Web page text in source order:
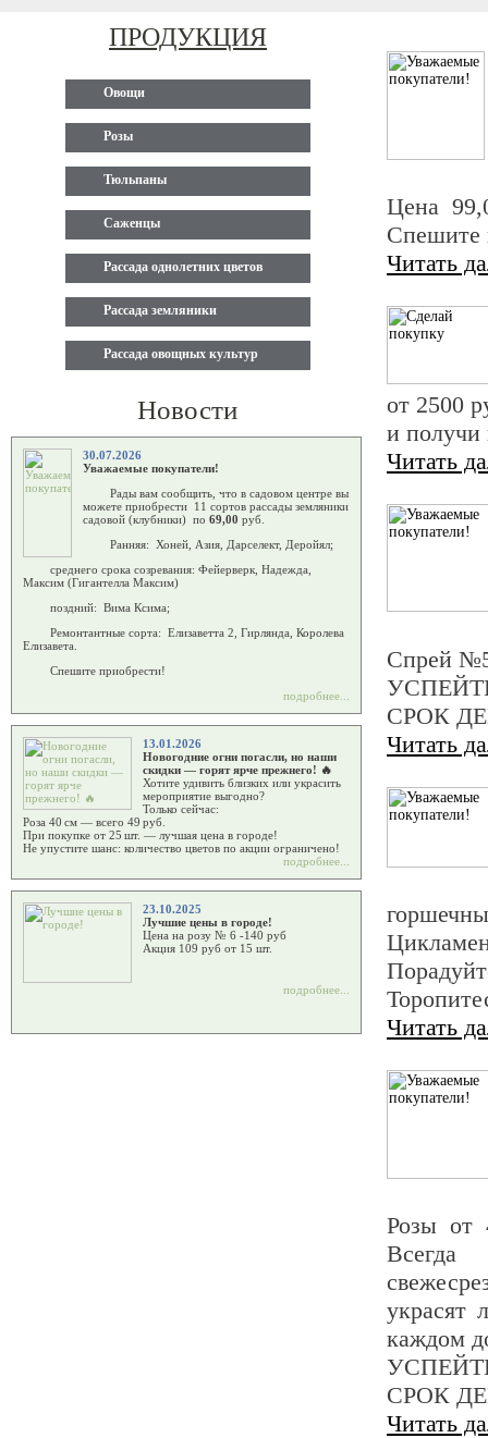
ПРОДУКЦИЯ
Овощи
Розы
Тюльпаны
Саженцы
Рассада однолетних цветов
Рассада земляники
Рассада овощных культур
Новости
30.07.2026
Уважаемые покупатели!
Рады вам сообщить, что в садовом центре вы
можете приобрести 11 сортов рассады земляники
садовой (клубники) по 69,00 руб.
Ранняя: Хоней, Азия, Дарселект, Деройял;
среднего срока созревания: Фейерверк, Надежда,
Максим (Гигантелла Максим)
поздний: Вима Ксима;
Ремонтантные сорта: Елизаветта 2, Гирлянда, Королева
Елизавета.
Спешите приобрести!
подробнее...
13.01.2026
Новогодние огни погасли, но наши
скидки — горят ярче прежнего! 🔥
Хотите удивить близких или украсить
мероприятие выгодно?
Только сейчас:
Роза 40 см — всего 49 руб.
При покупке от 25 шт. — лучшая цена в городе!
Не упустите шанс: количество цветов по акции ограничено!
подробнее...
23.10.2025
Лучшие цены в городе!
Цена на розу № 6 -140 руб
Акция 109 руб от 15 шт.
подробнее...
Цена
Спешите
Читать
от 2500
и получи
Читать
Спрей
СРОК
Читать
Читать
Розы от
украсят
каждом
СРОК
Читать